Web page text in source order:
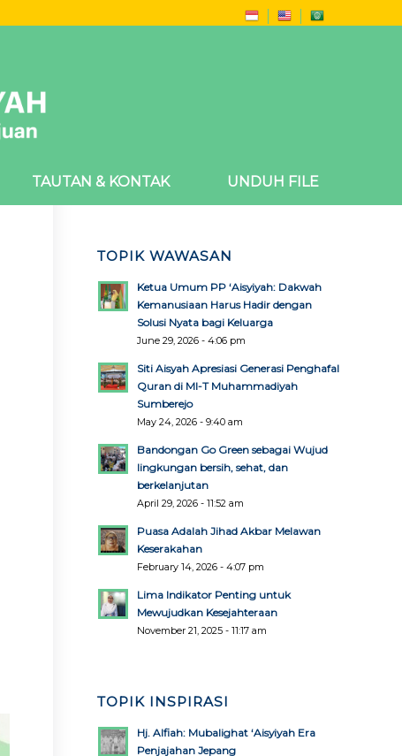
TAUTAN & KONTAK UNDUH FILE
TOPIK WAWASAN
Ketua Umum PP ‘Aisyiyah: Dakwah
Kemanusiaan Harus Hadir dengan
Solusi Nyata bagi Keluarga
June 29, 2026 - 4:06 pm
Siti Aisyah Apresiasi Generasi Penghafal
Quran di MI-T Muhammadiyah
Sumberejo
May 24, 2026 - 9:40 am
Bandongan Go Green sebagai Wujud
lingkungan bersih, sehat, dan
berkelanjutan
April 29, 2026 - 11:52 am
Puasa Adalah Jihad Akbar Melawan
Keserakahan
February 14, 2026 - 4:07 pm
Lima Indikator Penting untuk
Mewujudkan Kesejahteraan
November 21, 2025 - 11:17 am
TOPIK INSPIRASI
Hj. Alfiah: Mubalighat ‘Aisyiyah Era
Penjajahan Jepang